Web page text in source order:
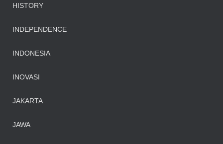
HISTORY
INDEPENDENCE
INDONESIA
INOVASI
JAKARTA
JAWA